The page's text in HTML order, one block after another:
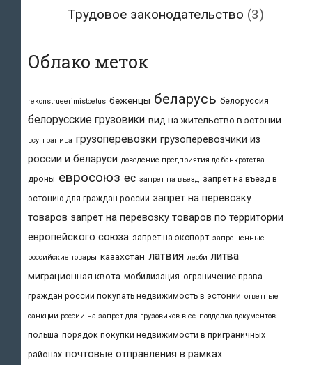
Трудовое законодательство (3)
Облако меток
rekonstrueerimistoetus беженцы беларусь белоруссия
белорусские грузовики вид на жительство в эстонии
всу граница грузоперевозки грузоперевозчики из
россии и беларуси доведение предприятия до банкротства
дроны евросоюз ес запрет на въезд запрет на въезд в
эстонию для граждан россии запрет на перевозку
товаров запрет на перевозку товаров по территории
европейского союза запрет на экспорт запрещённые
российские товары казахстан латвия лесби литва
миграционная квота мобилизация ограничение права
граждан россии покупать недвижимость в эстонии ответные
санкции россии на запрет для грузовиков в ес подделка документов
польша порядок покупки недвижимости в приграничных
районах почтовые отправления в рамках